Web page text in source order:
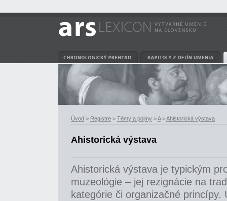
Úvod > Registre > Témy a pojmy >A>Ahistorická výstava
Ahistorická výstava
Ahistorická výstava je typickým
muzeológie – jej rezignácie na
kategórie či organizačné princípy.